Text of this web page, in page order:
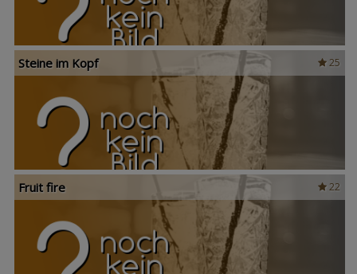
25
Steine im Kopf
22
Fruit fire